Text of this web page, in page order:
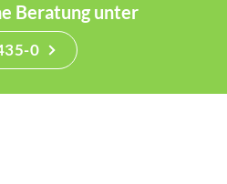
Beratung unter
0